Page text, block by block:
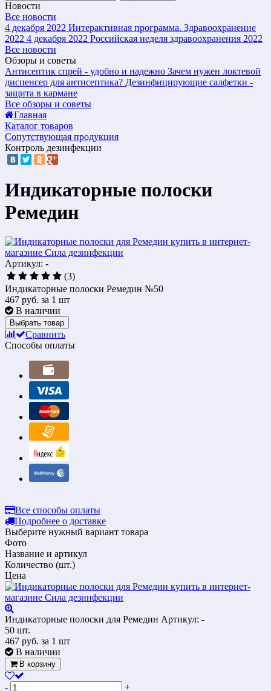
Новости
Все новости
4 декабря 2022 Интерактивная программа. Здравоохранение
2022 4 декабря 2022 Российская неделя здравоохранения 2022
Все новости
Обзоры и советы
Антисептик спрей - удобно и надежно Зачем нужен локтевой
диспенсер для антисептика? Дезинфицирующие салфетки -
защита в кармане
Все обзоры и советы
Главная
Каталог товаров
Сопутствующая продукция
Контроль дезинфекции
Индикаторные полоски
Ремедин
Артикул: -
(3)
Индикаторные полоски Ремедин №50
467 руб. за 1 шт
В наличии
Выбрать товар
Сравнить
Способы оплаты
Все способы оплаты
Подробнее о доставке
Выберите нужный вариант товара
Фото
Название и артикул
Количество (шт.)
Цена
Индикаторные полоски для Ремедин Артикул: -
50 шт.
467 руб. за 1 шт
В наличии
В корзину
- +